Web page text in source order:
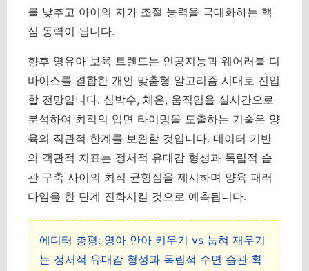
를 낮추고 아이의 자가 조절 능력을 극대화하는 핵
심 동력이 됩니다.
향후 영유아 보육 트렌드는 인공지능과 웨어러블 디
바이스를 결합한 개인 맞춤형 알고리즘 시대로 진입
할 전망입니다. 심박수, 체온, 움직임을 실시간으로
분석하여 최적의 입면 타이밍을 도출하는 기술은 양
육의 직관적 한계를 보완할 것입니다. 데이터 기반
의 객관적 지표는 정서적 유대감 형성과 독립적 습
관 구축 사이의 최적 균형점을 제시하며 양육 패러
다임을 한 단계 진화시킬 것으로 예측됩니다.
에디터 총평: 영아 안아 키우기 vs 눕혀 재우기
는 정서적 유대감 형성과 독립적 수면 습관 확